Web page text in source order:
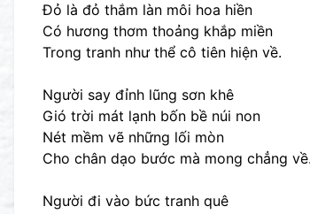
Đỏ là đỏ thắm làn môi hoa hiền
Có hương thơm thoảng khắp miền
Trong tranh như thể cô tiên hiện về.
Người say đỉnh lũng sơn khê
Gió trời mát lạnh bốn bề núi non
Nét mềm vẽ những lối mòn
Cho chân dạo bước mà mong chẳng về.
Người đi vào bức tranh quê